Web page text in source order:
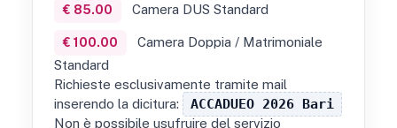
€ 85.00 Camera DUS Standard
€ 100.00
Camera Doppia / Matrimoniale
Standard
Richieste esclusivamente tramite mail
inserendo la dicitura:
ACCADUEO 2026 Bari
Non è possibile usufruire del servizio